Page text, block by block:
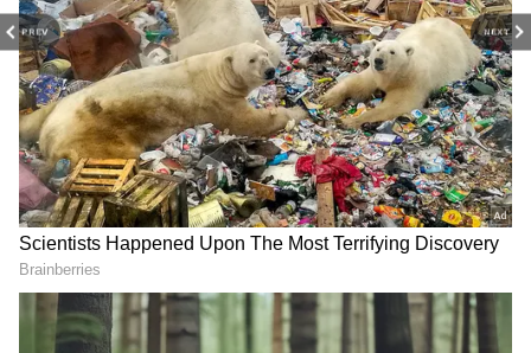
PREV NEXT
ఆదివాసీలతో కలిసి సీఎం
చంద్రబాబు అదిరిపోయే స్టెప్పులు |
CM Chandrababu
Particepate Tribal Day
అంతర్జాతీయ ఆదివాసీ
దినోత్సవంలో బోండా ఉమా
అదిరిపోయే స్పీచ్ | Bonda Uma
Vijayawada